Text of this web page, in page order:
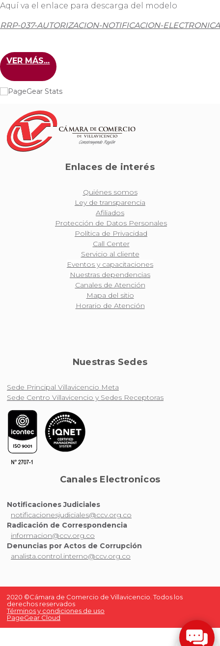
Aquí va el enlace para descarga del modelo
RRP-037-AUTORIZACION-NOTIFICACION-ELECTRONICA
VER MÁS...
Enlaces de interés
Quiénes somos
Ley de transparencia
Afiliados
Protección de Datos Personales
Política de Privacidad
Call Center
Servicio al cliente
Eventos y capacitaciones
Nuestras dependencias
Canales de Atención
Mapa del sitio
Horario de Atención
Nuestras Sedes
Sede Principal Villavicencio Meta
Sede Centro Villavicencio y Sedes Receptoras
Canales Electronicos
Notificaciones Judiciales
notificacionesjudiciales@ccv.org.co
Radicación de Correspondencia
informacion@ccv.org.co
Denuncias por Actos de Corrupción
analista.control.interno@ccv.org.co
2020 ©Cámara de Comercio de Villavicencio. Todos los
derechos reservados
Términos y condiciones de uso
PageGear Cloud